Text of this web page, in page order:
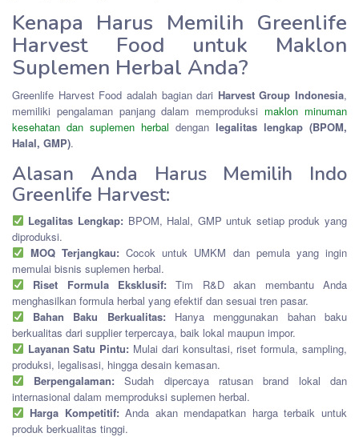
Kenapa Harus Memilih Greenlife
Harvest Food untuk Maklon
Suplemen Herbal Anda?
Greenlife Harvest Food adalah bagian dari Harvest Group Indonesia,
memiliki pengalaman panjang dalam memproduksi maklon minuman
kesehatan dan suplemen herbal dengan legalitas lengkap (BPOM,
Halal, GMP).
Alasan Anda Harus Memilih Indo
Greenlife Harvest:
Legalitas Lengkap: BPOM, Halal, GMP untuk setiap produk yang
diproduksi.
MOQ Terjangkau: Cocok untuk UMKM dan pemula yang ingin
memulai bisnis suplemen herbal.
Riset Formula Eksklusif: Tim R&D akan membantu Anda
menghasilkan formula herbal yang efektif dan sesuai tren pasar.
Bahan Baku Berkualitas: Hanya menggunakan bahan baku
berkualitas dari supplier terpercaya, baik lokal maupun impor.
Layanan Satu Pintu: Mulai dari konsultasi, riset formula, sampling,
produksi, legalisasi, hingga desain kemasan.
Berpengalaman: Sudah dipercaya ratusan brand lokal dan
internasional dalam memproduksi suplemen herbal.
Harga Kompetitif: Anda akan mendapatkan harga terbaik untuk
produk berkualitas tinggi.